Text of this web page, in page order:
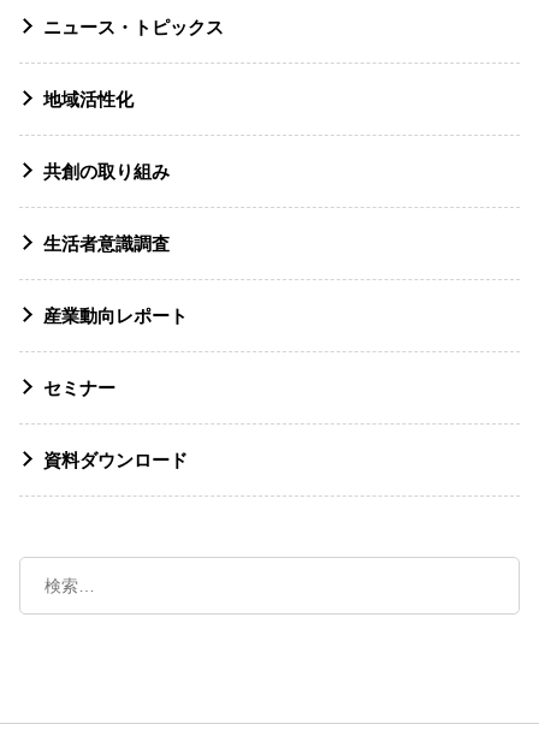
ニュース・トピックス
地域活性化
共創の取り組み
生活者意識調査
産業動向レポート
セミナー
資料ダウンロード